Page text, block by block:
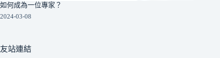
如何成為一位專家？
2024-03-08
友站連結